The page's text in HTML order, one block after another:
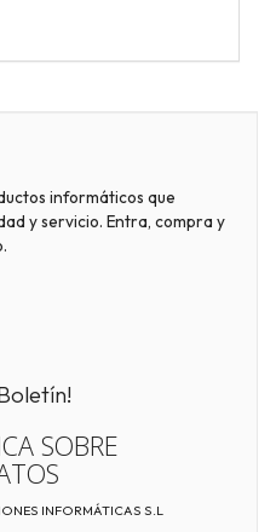
informáticos que
y servicio. Entra, compra y
SOBRE
INFORMÁTICAS S.L